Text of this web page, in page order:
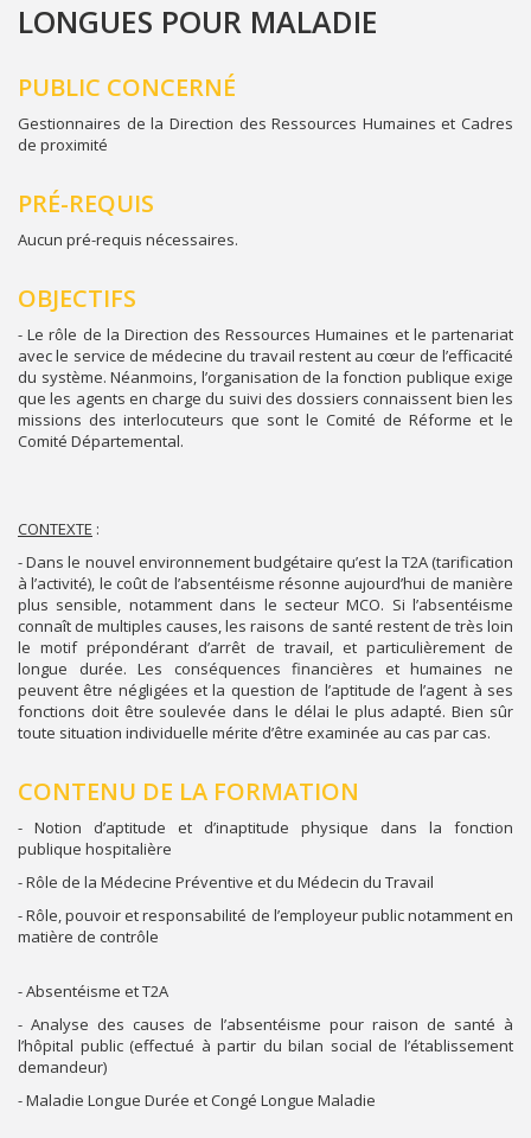
LONGUES POUR MALADIE
PUBLIC CONCERNÉ
Gestionnaires de la Direction des Ressources Humaines et Cadres
de proximité
PRÉ-REQUIS
Aucun pré-requis nécessaires.
OBJECTIFS
- Le rôle de la Direction des Ressources Humaines et le partenariat
avec le service de médecine du travail restent au cœur de l’efficacité
du système. Néanmoins, l’organisation de la fonction publique exige
que les agents en charge du suivi des dossiers connaissent bien les
missions des interlocuteurs que sont le Comité de Réforme et le
Comité Départemental.
CONTEXTE :
- Dans le nouvel environnement budgétaire qu’est la T2A (tarification
à l’activité), le coût de l’absentéisme résonne aujourd’hui de manière
plus sensible, notamment dans le secteur MCO. Si l’absentéisme
connaît de multiples causes, les raisons de santé restent de très loin
le motif prépondérant d’arrêt de travail, et particulièrement de
longue durée. Les conséquences financières et humaines ne
peuvent être négligées et la question de l’aptitude de l’agent à ses
fonctions doit être soulevée dans le délai le plus adapté. Bien sûr
toute situation individuelle mérite d’être examinée au cas par cas.
CONTENU DE LA FORMATION
- Notion d’aptitude et d’inaptitude physique dans la fonction
publique hospitalière
- Rôle de la Médecine Préventive et du Médecin du Travail
- Rôle, pouvoir et responsabilité de l’employeur public notamment en
matière de contrôle
- Absentéisme et T2A
- Analyse des causes de l’absentéisme pour raison de santé à
l’hôpital public (effectué à partir du bilan social de l’établissement
demandeur)
- Maladie Longue Durée et Congé Longue Maladie